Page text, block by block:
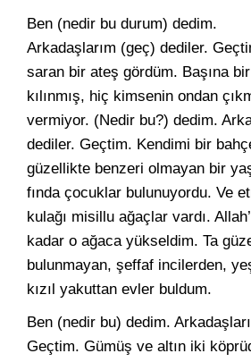
Ben (nedir bu durum) dedim.
Arkadaşlarım (geç) dediler.
saran bir ateş gördüm. Başına
kı­lınmış, hiç kimsenin ondan
vermiyor. (Nedir bu?) dedim.
dediler. Geçtim. Kendimi bir
güzellikte benzeri olmayan bir
fında çocuklar bulunuyordu. Ve
kulağı misillu ağaçlar vardı.
kadar o ağaca yükseldim. Ta
bulunmayan, şeffaf incilerden,
kızıl yakuttan evler buldum.
Ben (nedir bu) dedim.
Geçtim. Gü­müş ve altın iki